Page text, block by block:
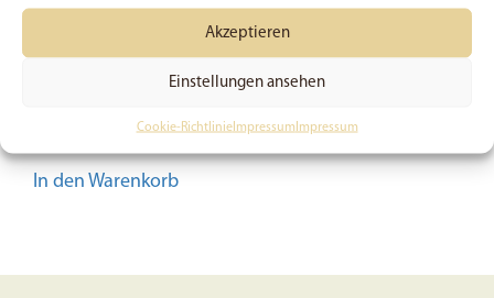
Akzeptieren
Einstellungen ansehen
Cookie-RichtlinieImpressum Impressum
Postkarte | Behüte dein
Christlich | Geschenk
| Bibel | Sprüche |
In den Warenkorb